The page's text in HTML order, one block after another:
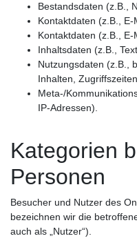
Bestandsdaten (z.B.,
Kontaktdaten (z.B., E-
Kontaktdaten (z.B., E-
Inhaltsdaten (z.B.,
Nutzungsdaten (z.B.,
Inhalten,
Meta-/
IP-Adressen).
Kategorien
Personen
Besucher und Nutzer des
bezeichnen wir die
auch als „Nutzer“).